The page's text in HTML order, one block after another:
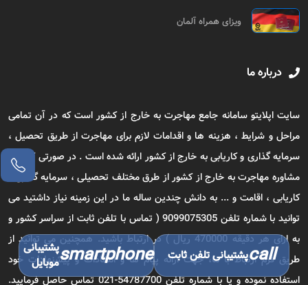
ویزای همراه آلمان
درباره ما
سایت اپلایتو سامانه جامع مهاجرت به خارج از کشور است که در آن تمامی
مراحل و شرایط ، هزینه ها و اقدامات لازم برای مهاجرت از طریق تحصیل ،
سرمایه گذاری و کاریابی به خارج از کشور ارائه شده است . در صورتی که برای
مشاوره مهاجرت به خارج از کشور از طرق مختلف تحصیلی ، سرمایه گذاری ،
کاریابی ، اقامت و ... به دانش چندین ساله ما در این زمینه نیاز داشتید می
توانید با شماره تلفن 9099075305 ( تماس با تلفن ثابت از سراسر کشور و
به ازای هر دقیقه 470000 ریال ) در ارتباط باشید. همچنین می توانید از
طریق فرم ارتباط با ما، جهت ارائه پیام ها و انتقادات و پیشنهادات خود
استفاده نموده و یا با شماره تلفن 54787700-021 تماس حاصل فرمایید.
callپشتیبانی تلفن ثابت smartphoneپشتیبانی
موبایل